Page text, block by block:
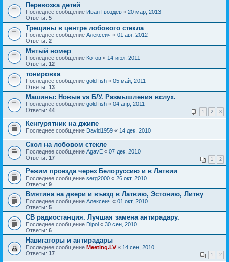
Перевозка детей
Последнее сообщение Иван Гвоздев « 20 мар, 2013
Ответы: 5
Трещины в центре лобового стекла
Последнее сообщение Алексеич « 01 авг, 2012
Ответы: 2
Мятый номер
Последнее сообщение Котов « 14 июл, 2011
Ответы: 12
тонировка
Последнее сообщение gold fish « 05 май, 2011
Ответы: 13
Машины: Новые vs Б/У. Размышления вслух.
Последнее сообщение gold fish « 04 апр, 2011
Ответы: 44 1 2 3
Кенгурятник на джипе
Последнее сообщение David1959 « 14 дек, 2010
Скол на лобовом стекле
Последнее сообщение AgavE « 07 дек, 2010
Ответы: 17 1 2
Режим проезда через Белоруссию и в Латвии
Последнее сообщение serg2000 « 26 окт, 2010
Ответы: 9
Вмятина на двери и въезд в Латвию, Эстонию, Литву
Последнее сообщение Алексеич « 01 окт, 2010
Ответы: 5
CB радиостанция. Лучшая замена антирадару.
Последнее сообщение Dipol « 30 сен, 2010
Ответы: 6
Навигаторы и антирадары
Последнее сообщение Meeting.LV« 14 сен, 2010
Ответы: 17 1 2